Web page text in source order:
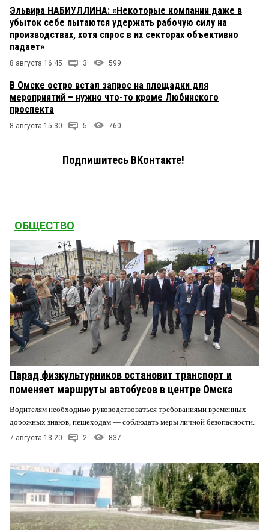
Эльвира НАБИУЛЛИНА: «Некоторые компании даже в
убыток себе пытаются удержать рабочую силу на
производствах, хотя спрос в их секторах объективно
падает»
8 августа 16:45 3 599
В Омске остро встал запрос на площадки для
мероприятий – нужно что-то кроме Любинского
проспекта
8 августа 15:30 5 760
Подпишитесь ВКонтакте!
ОБЩЕСТВО
Парад физкультурников остановит транспорт и
поменяет маршруты автобусов в центре Омска
Водителям необходимо руководствоваться требованиями временных
дорожных знаков, пешеходам — соблюдать меры личной безопасности.
7 августа 13:20 2 837